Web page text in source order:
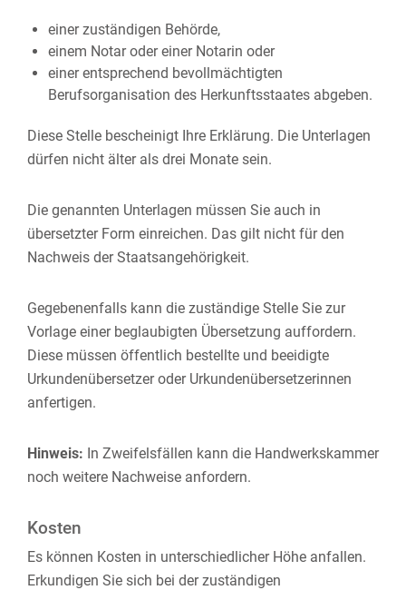
einer zuständigen Behörde,
einem Notar oder einer Notarin oder
einer entsprechend bevollmächtigten
Berufsorganisation des Herkunftsstaates abgeben.
Diese Stelle bescheinigt Ihre Erklärung. Die Unterlagen
dürfen nicht älter als drei Monate sein.
Die genannten Unterlagen müssen Sie auch in
übersetzter Form einreichen. Das gilt nicht für den
Nachweis der Staatsangehörigkeit.
Gegebenenfalls kann die zuständige Stelle Sie zur
Vorlage einer beglaubigten Übersetzung auffordern.
Diese müssen öffentlich bestellte und beeidigte
Urkundenübersetzer oder Urkundenübersetzerinnen
anfertigen.
Hinweis: In Zweifelsfällen kann die Handwerkskammer
noch weitere Nachweise anfordern.
Kosten
Es können Kosten in unterschiedlicher Höhe anfallen.
Erkundigen Sie sich bei der zuständigen